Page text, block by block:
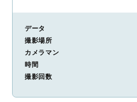
データ
撮影場所
カメラマン
時間
撮影回数